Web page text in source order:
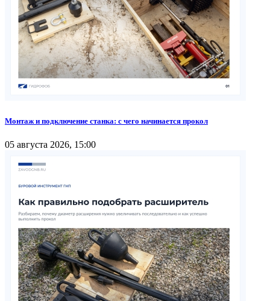
Монтаж и подключение станка: с чего начинается прокол
05 августа 2026, 15:00